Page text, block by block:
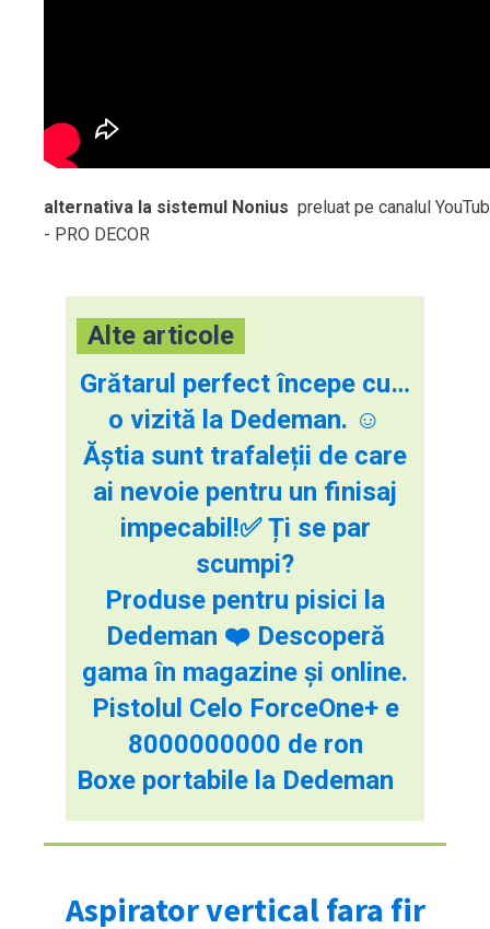
alternativa la sistemul Nonius preluat pe canalul
- PRO DECOR
Alte articole
Grătarul perfect începe cu…
o vizită la Dedeman. ☺️
Ăștia sunt trafaleții de care
ai nevoie pentru un finisaj
impecabil!✅ Ți se par
scumpi?
Produse pentru pisici la
Dedeman ❤️ Descoperă
gama în magazine și online.
Pistolul Celo ForceOne+ e
8000000000 de ron
Boxe portabile la Dedeman